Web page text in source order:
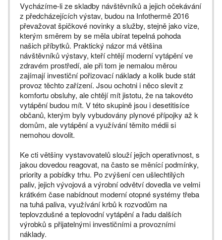
Vycházíme-li ze skladby návštěvníků a jejich očekávání
z předcházejících výstav, budou na Infothermě 2016
převažovat špičkové novinky a služby, stejně jako vize,
kterým směrem by se měla ubírat tepelná pohoda
našich příbytků. Praktický názor má většina
návštěvníků výstavy, kteří chtějí moderní vytápění ve
zdravém prostředí, ale při tom je nemalou měrou
zajímají investiční pořizovací náklady a kolik bude stát
provoz těchto zařízení. Jsou ochotni i něco slevit z
komfortu obsluhy, ale chtějí mít jistotu, že na takovéto
vytápění budou mít. V této skupině jsou i desetitisíce
občanů, kterým byly vybudovány plynové přípojky až k
domům, ale vytápění a využívání těmito médii si
nemohou dovolit.
Ke cti většiny vystavovatelů slouží jejich operativnost, s
jakou dovedou reagovat, na často se měnící podmínky,
priority a pobídky trhu. Po zvýšení cen ušlechtilých
paliv, jejich vývojová a výrobní odvětví dovedla ve velmi
krátkém čase nabídnout moderní otopné systémy třeba
na tuhá paliva, využívání krbů k rozvodům na
teplovzdušné a teplovodní vytápění a řadu dalších
výrobků s přijatelnými investičními a provozními
náklady.